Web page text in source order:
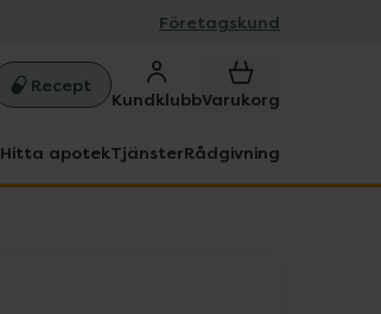
Företagskund
Recept
KundklubbVarukorg
Hitta apotekTjänsterRådgivning